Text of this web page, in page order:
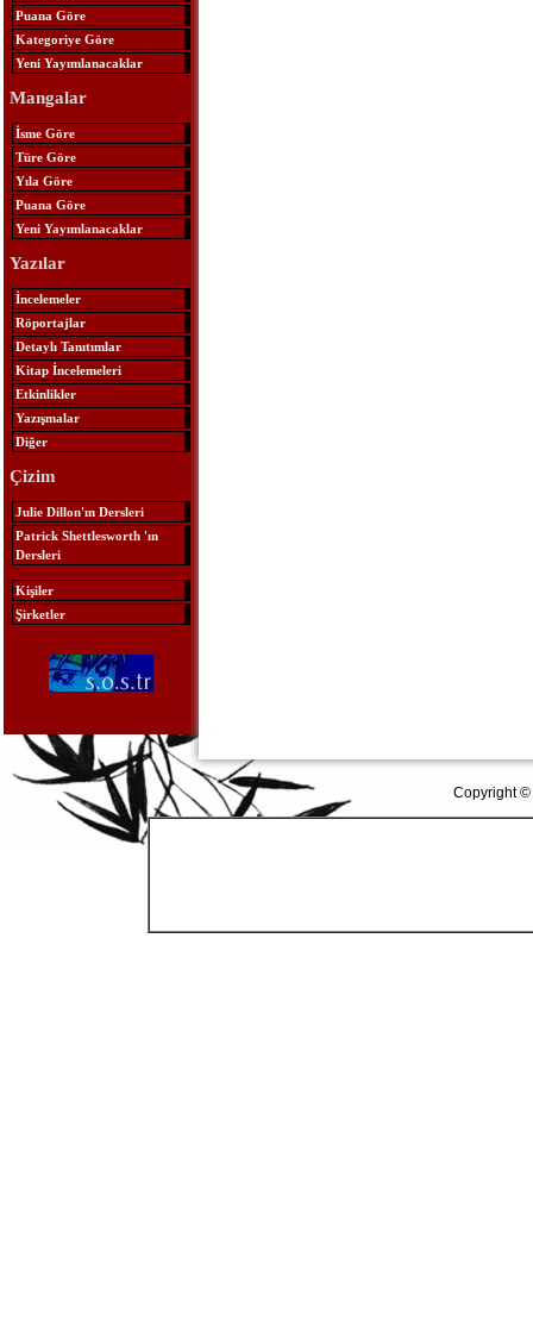
Puana Göre
Kategoriye Göre
Yeni Yayımlanacaklar
Mangalar
İsme Göre
Türe Göre
Yıla Göre
Puana Göre
Yeni Yayımlanacaklar
Yazılar
İncelemeler
Röportajlar
Detaylı Tanıtımlar
Kitap İncelemeleri
Etkinlikler
Yazışmalar
Diğer
Çizim
Julie Dillon'ın Dersleri
Patrick Shettlesworth 'ın
Dersleri
Kişiler
Şirketler
Copyright ©